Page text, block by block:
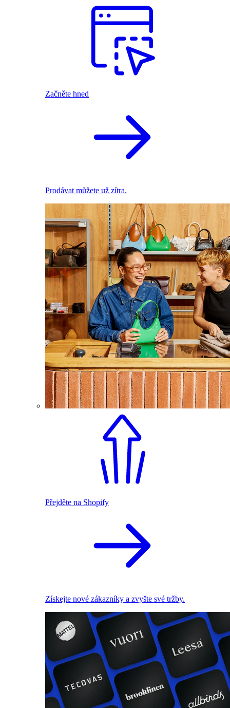
Začněte hned
Prodávat můžete už zítra.
Přejděte na Shopify
Získejte nové zákazníky a zvyšte své tržby.